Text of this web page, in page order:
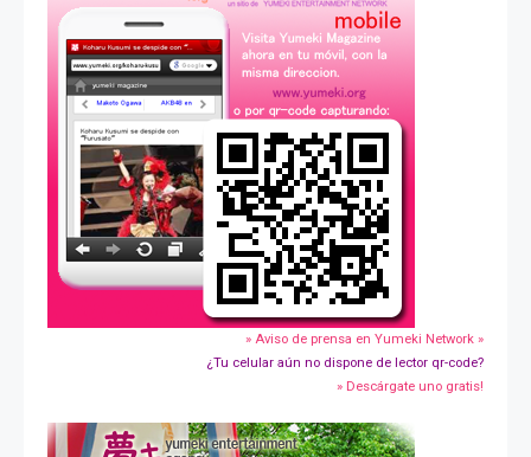
» Aviso de prensa en Yumeki Network »
¿Tu celular aún no dispone de lector qr-code?
» Descárgate uno gratis!